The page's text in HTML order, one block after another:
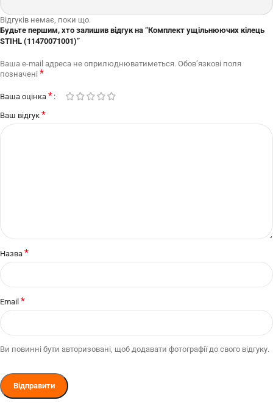
Відгуків немає, поки що.
Будьте першим, хто залишив відгук на “Комплект ущільнюючих кілець
STIHL (11470071001)”
Ваша e-mail адреса не оприлюднюватиметься. Обов’язкові поля
позначені *
Ваша оцінка *
Ваш відгук *
Назва *
Email *
Ви повинні бути авторизовані, щоб додавати фотографії до свого відгуку.